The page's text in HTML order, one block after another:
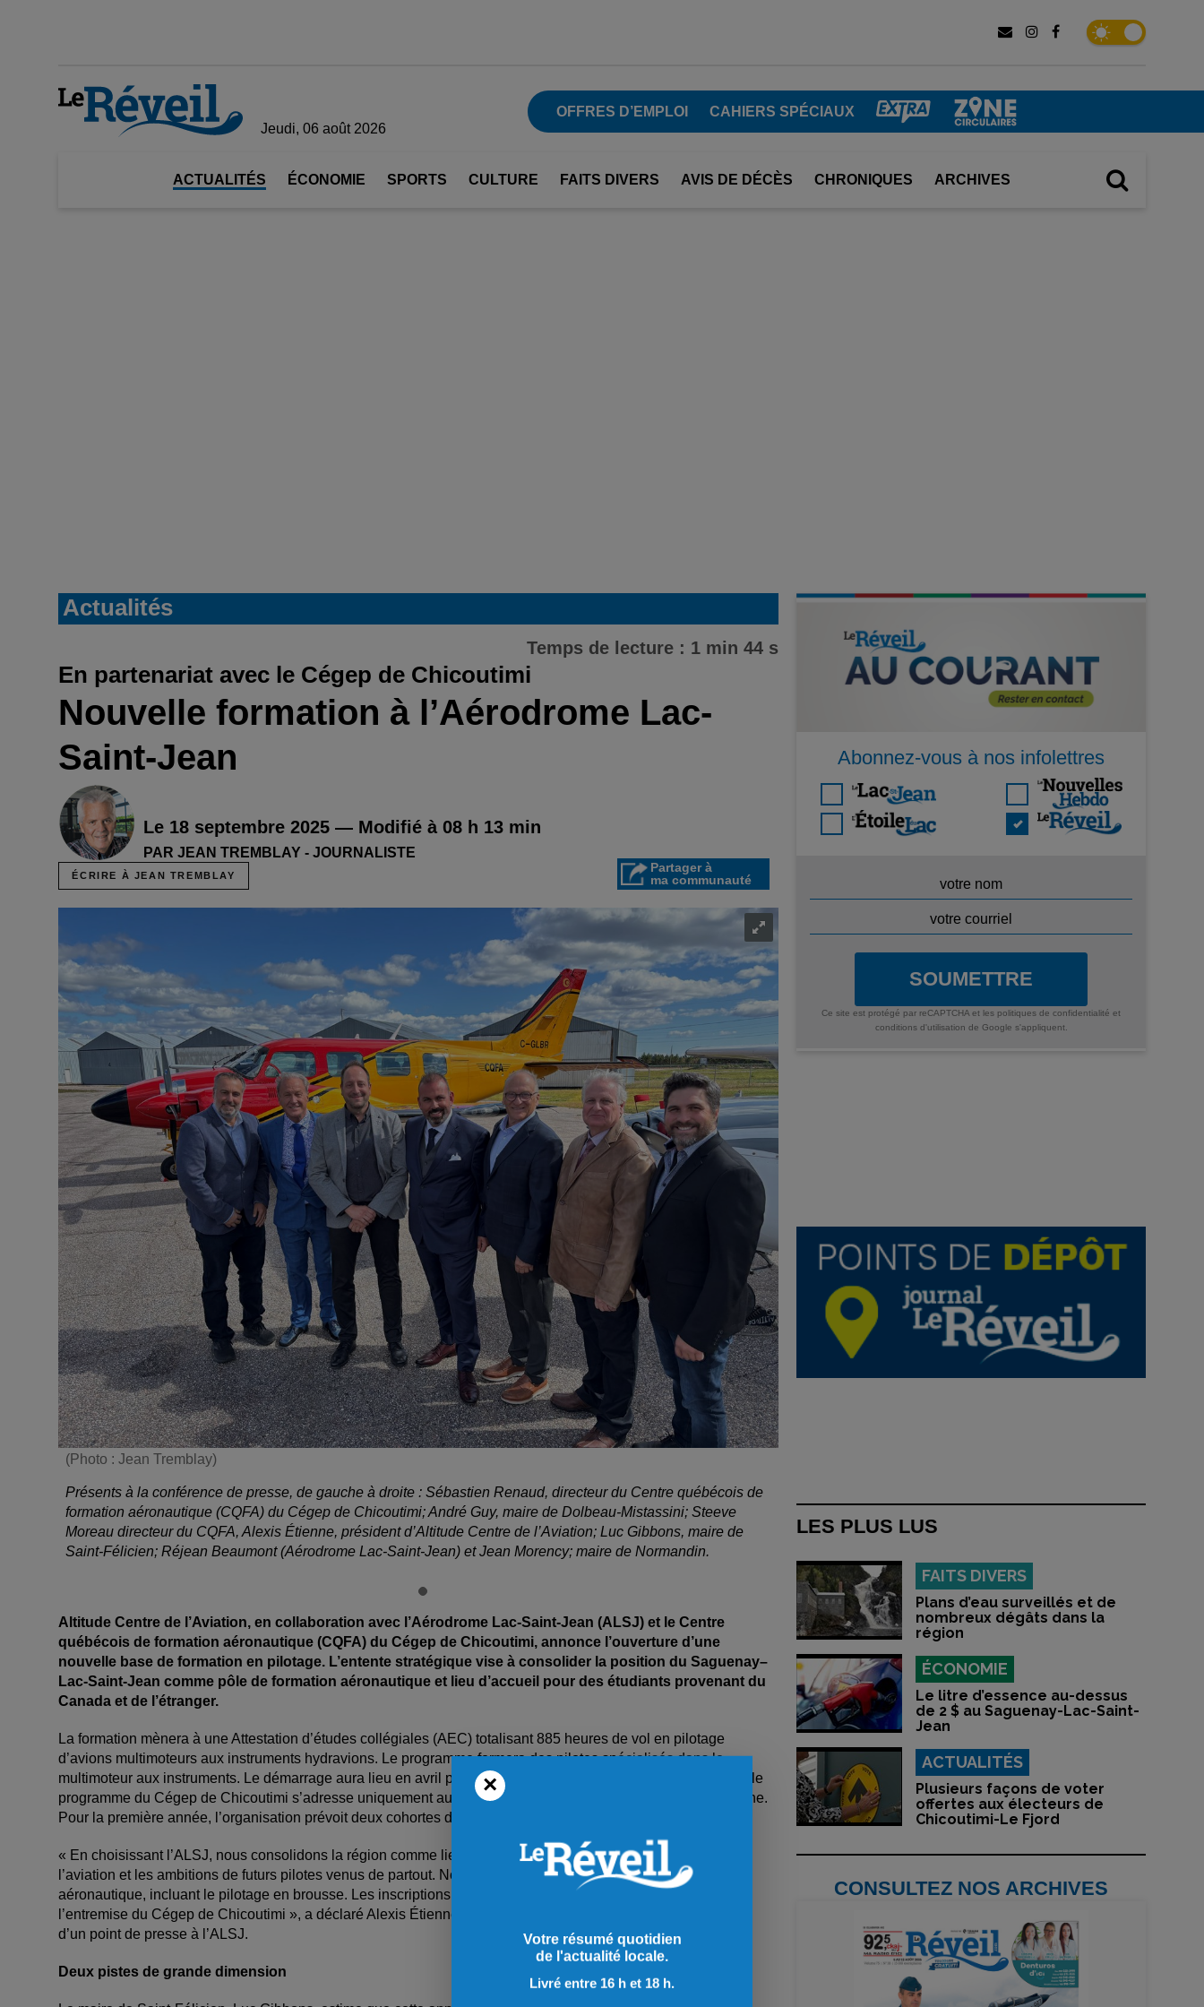
Jeudi, 06 août 2026
OFFRES D’EMPLOI CAHIERS SPÉCIAUX
ACTUALITÉS ÉCONOMIE SPORTS CULTURE FAITS DIVERS AVIS DE DÉCÈS CHRONIQUES ARCHIVES
Actualités
Temps de lecture : 1 min 44 s
En partenariat avec le Cégep de Chicoutimi
Nouvelle formation à l’Aérodrome Lac-
Saint-Jean
Le 18 septembre 2025 — Modifié à 08 h 13 min
PAR JEAN TREMBLAY - JOURNALISTE
ÉCRIRE À JEAN TREMBLAY
Partager à
ma communauté
(Photo : Jean Tremblay)
Présents à la conférence de presse, de gauche à droite : Sébastien Renaud, directeur du Centre québécois de
formation aéronautique (CQFA) du Cégep de Chicoutimi; André Guy, maire de Dolbeau-Mistassini; Steeve
Moreau directeur du CQFA, Alexis Étienne, président d’Altitude Centre de l’Aviation; Luc Gibbons, maire de
Saint-Félicien; Réjean Beaumont (Aérodrome Lac-Saint-Jean) et Jean Morency; maire de Normandin.
Altitude Centre de l’Aviation, en collaboration avec l’Aérodrome Lac-Saint-Jean (ALSJ) et le Centre
québécois de formation aéronautique (CQFA) du Cégep de Chicoutimi, annonce l’ouverture d’une
nouvelle base de formation en pilotage. L’entente stratégique vise à consolider la position du Saguenay–
Lac-Saint-Jean comme pôle de formation aéronautique et lieu d’accueil pour des étudiants provenant du
Canada et de l’étranger.
La formation mènera à une Attestation d’études collégiales (AEC) totalisant 885 heures de vol en pilotage
d’avions multimoteurs aux instruments hydravions. Le programme formera des pilotes spécialisés dans le
multimoteur aux instruments. Le démarrage aura lieu en avril prochain, à l’ALSJ. Elle vise à pallier au fait que le
programme du Cégep de Chicoutimi s’adresse uniquement aux étudiants détenant une citoyenneté canadienne.
Pour la première année, l’organisation prévoit deux cohortes de 30 étudiants.
« En choisissant l’ALSJ, nous consolidons la région comme lieu où se croisent la passion québécoise pour
l’aviation et les ambitions de futurs pilotes venus de partout. Nous offrirons une formation complète en
aéronautique, incluant le pilotage en brousse. Les inscriptions débuteront dans deux ou trois semaines par
l’entremise du Cégep de Chicoutimi », a déclaré Alexis Étienne, président d’Altitude Centre de l’Aviation, lors
d’un point de presse à l’ALSJ.
Deux pistes de grande dimension
Abonnez-vous à nos infolettres
SOUMETTRE
Ce site est protégé par reCAPTCHA et les politiques de confidentialité et
conditions d'utilisation de Google s'appliquent.
LES PLUS LUS
FAITS DIVERS
Plans d’eau surveillés et de
nombreux dégâts dans la
région
ÉCONOMIE
Le litre d’essence au-dessus
de 2 $ au Saguenay-Lac-Saint-
Jean
ACTUALITÉS
Plusieurs façons de voter
offertes aux électeurs de
Chicoutimi-Le Fjord
CONSULTEZ NOS ARCHIVES
×
Votre résumé quotidien
de l'actualité locale.
Livré entre 16 h et 18 h.